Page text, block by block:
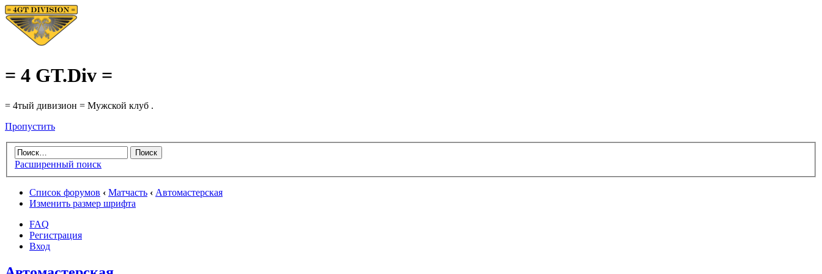
= 4 GT.Div =
= 4тый дивизион = Мужской клуб .
Пропустить
Расширенный поиск
Список форумов ‹ Матчасть ‹ Автомастерская
Изменить размер шрифта
FAQ
Регистрация
Вход